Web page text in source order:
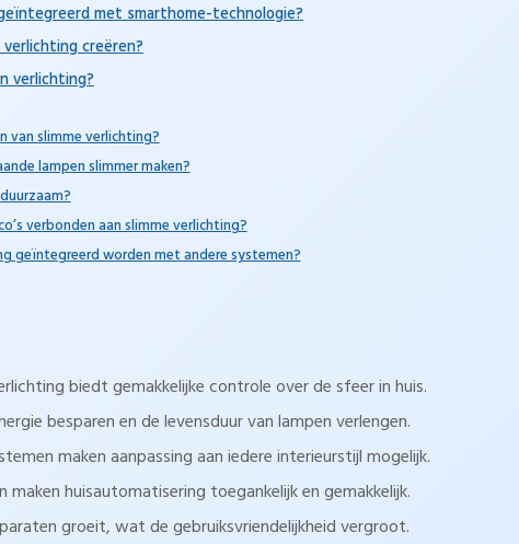
met smarthome-technologie?
creëren?
verlichting?
van slimme verlichting?
lampen slimmer maken?
verbonden aan slimme verlichting?
geïntegreerd worden met andere systemen?
biedt gemakkelijke controle over de sfeer in huis.
besparen en de levensduur van lampen verlengen.
maken aanpassing aan iedere interieurstijl mogelijk.
huisautomatisering toegankelijk en gemakkelijk.
groeit, wat de gebruiksvriendelijkheid vergroot.